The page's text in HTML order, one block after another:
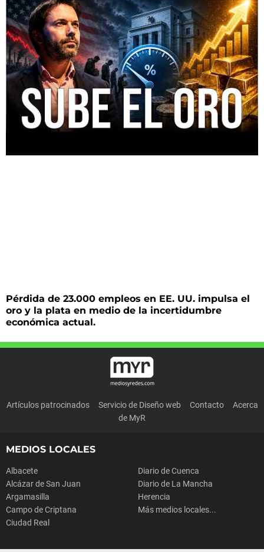
Pérdida de 23.000 empleos en EE. UU. impulsa el
oro y la plata en medio de la incertidumbre
económica actual.
Artículos patrocinados Servicio de Diseño web Contacto
Acerca
de MyR
MEDIOS LOCALES
Albacete
Alcázar de San Juan
Argamasilla
Campo de Criptana
Ciudad Real
Diario de Cuenca
Diario de La Mancha
Herencia
Más medios locales...